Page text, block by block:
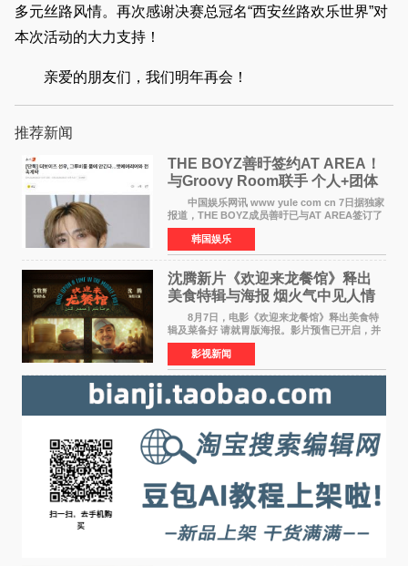
多元丝路风情。再次感谢决赛总冠名“西安丝路欢乐世界”对
本次活动的大力支持！
亲爱的朋友们，我们明年再会！
推荐新闻
THE BOYZ善旴签约AT AREA！
与Groovy Room联手 个人+团体
活动并行
中国娱乐网讯 www yule com cn 7日据独家
报道，THE BOYZ成员善旴已与AT AREA签订了
专属合约。AT AREA是由知名制作人组合
Groovy Room创立的hip-hop厂牌，旗下拥有多
位实力派音乐人，在韩
韩国娱乐
沈腾新片《欢迎来龙餐馆》释出
美食特辑与海报 烟火气中见人情
温暖
8月7日，电影《欢迎来龙餐馆》释出美食特
辑及菜备好 请就胃版海报。影片预售已开启，并
将于8月8日至10日14:00-21:00举行全国超前点
映。电影《欢迎来龙餐馆》作为战争美食喜剧大
片，讲述了中国
影视新闻